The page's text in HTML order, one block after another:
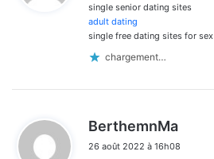
single senior dating sites
adult dating
single free dating sites for sex
chargement…
BerthemnMa
t
26 août 2022 à 16h08